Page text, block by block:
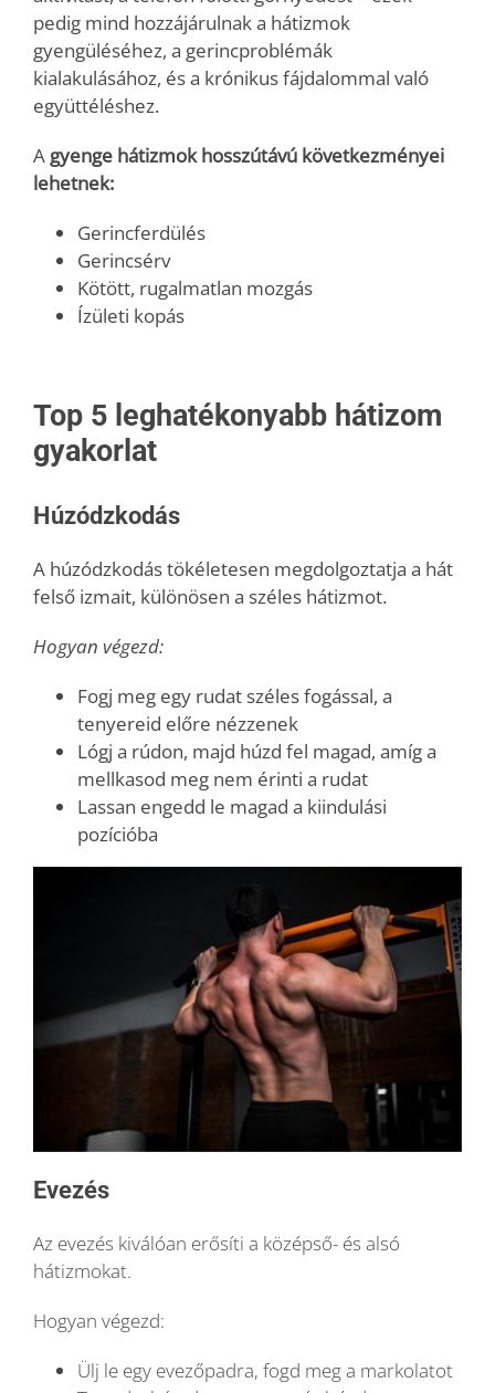
pedig mind hozzájárulnak a hátizmok
gyengüléséhez, a gerincproblémák
kialakulásához, és a krónikus fájdalommal való
együttéléshez.
A gyenge hátizmok hosszútávú következményei
lehetnek:
Gerincferdülés
Gerincsérv
Kötött, rugalmatlan mozgás
Ízületi kopás
Top 5 leghatékonyabb hátizom
gyakorlat
Húzódzkodás
A húzódzkodás tökéletesen megdolgoztatja a hát
felső izmait, különösen a széles hátizmot.
Hogyan végezd:
Fogj meg egy rudat széles fogással, a
tenyereid előre nézzenek
Lógj a rúdon, majd húzd fel magad, amíg a
mellkasod meg nem érinti a rudat
Lassan engedd le magad a kiindulási
pozícióba
Evezés
Az evezés kiválóan erősíti a középső- és alsó
hátizmokat.
Hogyan végezd:
Ülj le egy evezőpadra, fogd meg a markolatot